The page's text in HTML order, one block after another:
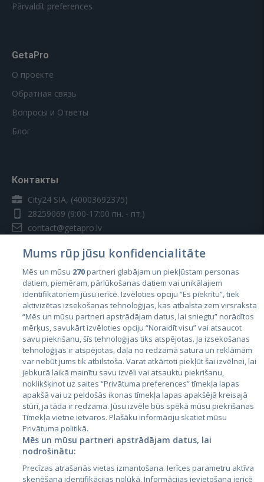
Pārvaldīt preferences
GetaPro
О проекте
Обратная связь
Вопросы и Ответы
Блог
Контакты
City24 SIA, (40003692375)
28259069 (9:00-17:00 пн. - пт.)
contact@getapro.lv
Страны
Эстония
Латвия
Литва
City24.lv
City24.ee
CVbankas.lt
Kainos.lt
Mums rūp jūsu konfidencialitāte
Mēs un mūsu 270partneri glabājam un piekļūstam personas
datiem, piemēram, pārlūkošanas datiem vai unikālajiem
identifikatoriem jūsu ierīcē. Izvēloties opciju “Es piekrītu”, tiek
aktivizētas izsekošanas tehnoloģijas, kas atbalsta zem virsraksta
“Mēs un mūsu partneri apstrādājam datus, lai sniegtu” norādītos
mērķus, savukārt izvēloties opciju “Noraidīt visu” vai atsaucot
savu piekrišanu, šīs tehnoloģijas tiks atspējotas. Ja izsekošanas
tehnoloģijas ir atspējotas, daļa no redzamā satura un reklāmām
var nebūt jums tik atbilstoša. Varat atkārtoti piekļūt šai izvēlnei, lai
jebkurā laikā mainītu savu izvēli vai atsauktu piekrišanu,
noklikšķinot uz saites “Privātuma preferences” tīmekļa lapas
apakšā vai uz peldošās ikonas tīmekļa lapas apakšējā kreisajā
stūrī, ja tāda ir redzama. Jūsu izvēle būs spēkā mūsu piekrišanas
Tīmekļa vietne ietvaros. Plašāku informāciju skatiet mūsu
Privātuma politikā.
Mēs un mūsu partneri apstrādājam datus, lai
nodrošinātu:
Precīzas atrašanās vietas izmantošana. Ierīces parametru aktīva
skenēšana identifikācijas nolūkā. Informācijas ievietošana ierīcē